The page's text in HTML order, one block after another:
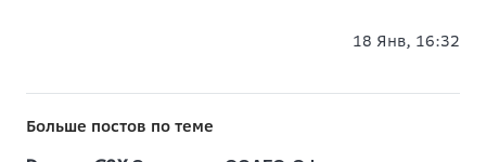
18 Янв, 16:32
Больше постов по теме